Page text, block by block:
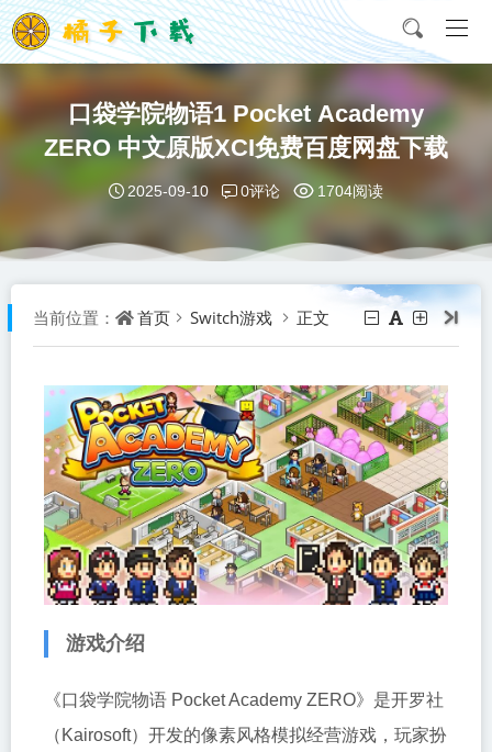
口袋学院物语1 Pocket Academy
ZERO 中文原版XCI免费百度网盘下载
2025-09-10 0评论 1704阅读
当前位置： 首页 Switch游戏 正文
游戏介绍
《口袋学院物语 Pocket Academy ZERO》是开罗社
（Kairosoft）开发的像素风格模拟经营游戏，玩家扮